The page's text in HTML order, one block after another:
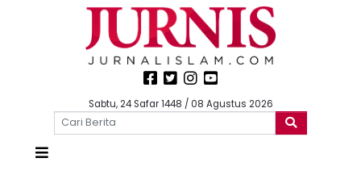
Sabtu, 24 Safar 1448 / 08 Agustus 2026